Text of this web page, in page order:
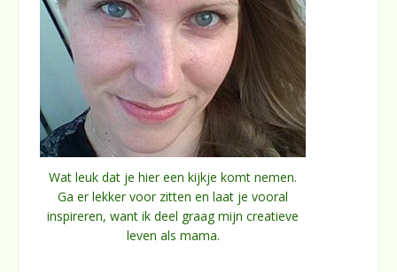
Wat leuk dat je hier een kijkje komt nemen.
Ga er lekker voor zitten en laat je vooral
inspireren, want ik deel graag mijn creatieve
leven als mama.